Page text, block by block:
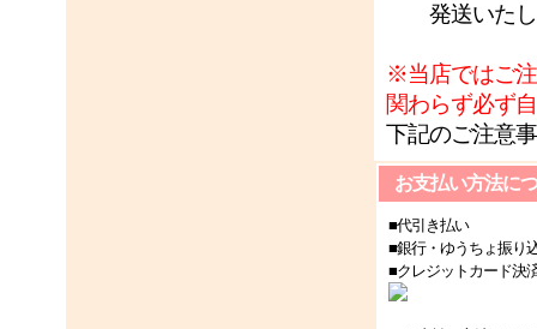
発送いたし
※当店ではご
関わらず必ず
下記のご注意
お支払い方法に
■代引き払い
■銀行・ゆうちょ振り
■クレジットカード決